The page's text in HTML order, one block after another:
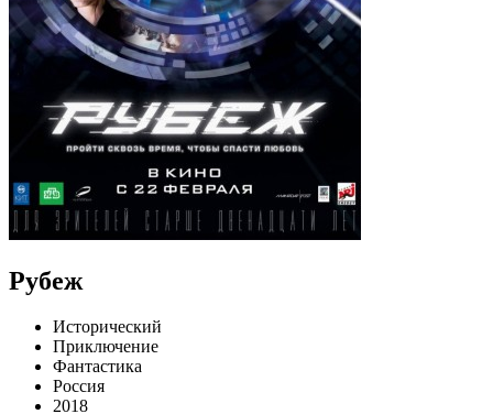
Рубеж
Исторический
Приключение
Фантастика
Россия
2018